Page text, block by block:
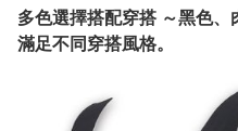
多色選擇搭配穿搭 ～黑色
滿足不同穿搭風格。